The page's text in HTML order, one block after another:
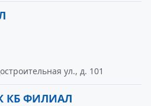
ул., д. 101
КБ ФИЛИАЛ